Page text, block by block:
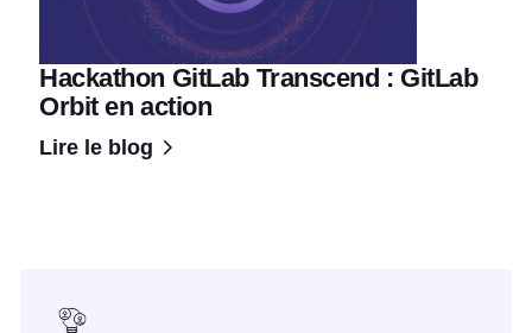
Hackathon GitLab Transcend : GitLab
Orbit en action
Lire le blog